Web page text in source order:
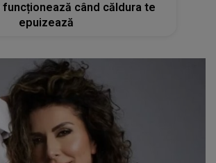
funcționează când căldura te
epuizează